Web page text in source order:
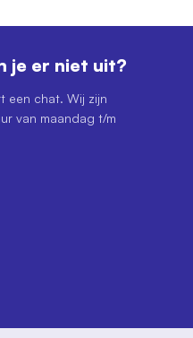
je er niet uit?
een chat. Wij zijn
van maandag t/m